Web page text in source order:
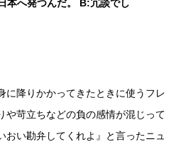
本へ発つんだ。 B:冗談でし
に降りかかってきたときに使うフレ
や苛立ちなどの負の感情が混じって
おい勘弁してくれよ』と言ったニュ